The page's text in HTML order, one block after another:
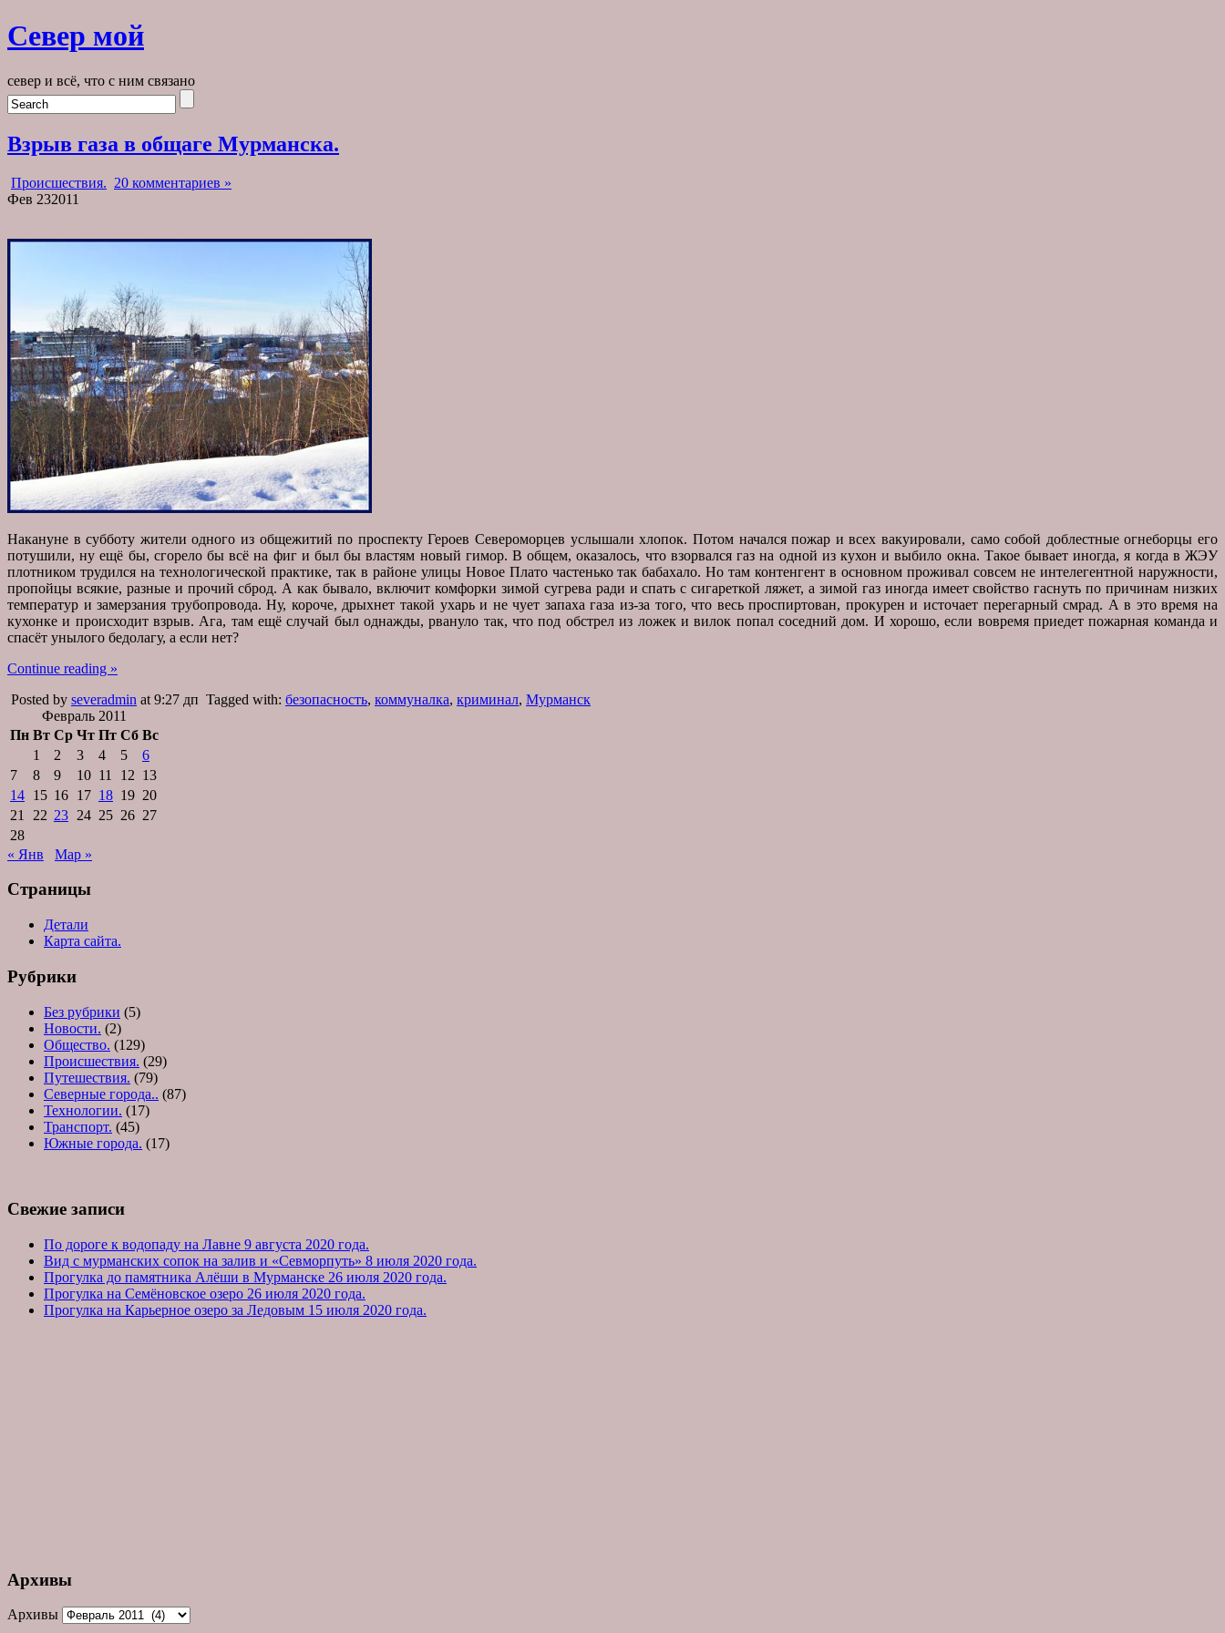
Север мой
север и всё, что с ним связано
Взрыв газа в общаге Мурманска.
Происшествия. 20 комментариев »
Фев 232011
Накануне в субботу жители одного из общежитий по проспекту Героев Североморцев услышали хлопок. Потом начался пожар и всех вакуировали, само собой доблестные огнеборцы его
потушили, ну ещё бы, сгорело бы всё на фиг и был бы властям новый гимор. В общем, оказалось, что взорвался газ на одной из кухон и выбило окна. Такое бывает иногда, я когда в ЖЭУ
плотником трудился на технологической практике, так в районе улицы Новое Плато частенько так бабахало. Но там контенгент в основном проживал совсем не интелегентной наружности,
пропойцы всякие, разные и прочий сброд. А как бывало, включит комфорки зимой сугрева ради и спать с сигареткой ляжет, а зимой газ иногда имеет свойство гаснуть по причинам низких
температур и замерзания трубопровода. Ну, короче, дрыхнет такой ухарь и не чует запаха газа из-за того, что весь проспиртован, прокурен и источает перегарный смрад. А в это время на
кухонке и происходит взрыв. Ага, там ещё случай был однажды, рвануло так, что под обстрел из ложек и вилок попал соседний дом. И хорошо, если вовремя приедет пожарная команда и
спасёт унылого бедолагу, а если нет?
Continue reading »
Posted by severadmin at 9:27 дп Tagged with: безопасность, коммуналка, криминал, Мурманск
Февраль 2011
Пн Вт Ср Чт Пт Сб Вс
1
2 3 4 5
6
7
8 9 10 11 12 13
14 15 16 17 18 19 20
21
22 23 24 25 26 27
28
« Янв
Мар »
Страницы
Детали
Карта сайта.
Рубрики
Без рубрики (5)
Новости. (2)
Общество. (129)
Происшествия. (29)
Путешествия. (79)
Северные города.. (87)
Технологии. (17)
Транспорт. (45)
Южные города. (17)
Свежие записи
По дороге к водопаду на Лавне 9 августа 2020 года.
Вид с мурманских сопок на залив и «Севморпуть» 8 июля 2020 года.
Прогулка до памятника Алёши в Мурманске 26 июля 2020 года.
Прогулка на Семёновское озеро 26 июля 2020 года.
Прогулка на Карьерное озеро за Ледовым 15 июля 2020 года.
Архивы
Архивы